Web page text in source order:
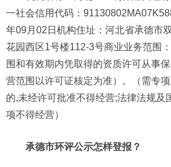
一社会信用代码：
年09月02日机构住址：河北省承德市
花园西区1号楼112-3号商业业务范围
围和有效期内凭取得的资质许可从事
营范围以许可证核定为准）。（需专
的,未经许可批准不得经营;法律法规及
项不得经营）
承德市环评公示怎样登报？